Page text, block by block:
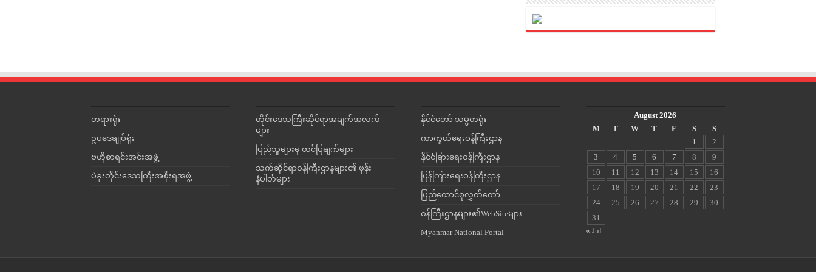
တရားရုံး
ဥပဒေချုပ်ရုံး
ဗဟိုစာရင်းအင်းအဖွဲ့
ပဲခူးတိုင်းဒေသကြီးအစိုးရအဖွဲ့
တိုင်းဒေသကြီးဆိုင်ရာအချက်အလက်
များ
ပြည်သူများမှ တင်ပြချက်များ
သက်ဆိုင်ရာဝန်ကြီးဌာနများ၏ ဖုန်း
နံပါတ်များ
နိုင်ငံတော် သမ္မတရုံး
ကာကွယ်ရေးဝန်ကြီးဌာန
နိုင်ငံခြားရေးဝန်ကြီးဌာန
ပြန်ကြားရေးဝန်ကြီးဌာန
ပြည်ထောင်စုလွှတ်တော်
ဝန်ကြီးဌာနများ၏WebSiteများ
Myanmar National Portal
August 2026
M
T W T F S
S
1
2
3
4 5 6 7 8
9
10
11 12 13 14 15
16
17
18 19 20 21 22
23
24
25 26 27 28 29
30
31
« Jul